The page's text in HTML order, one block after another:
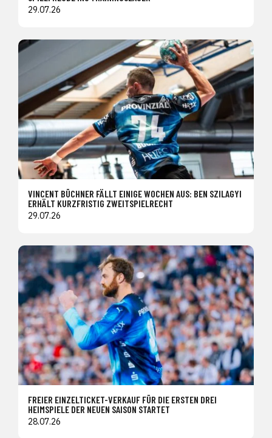
29.07.26
VINCENT BÜCHNER FÄLLT EINIGE WOCHEN AUS: BEN SZILAGYI
ERHÄLT KURZFRISTIG ZWEITSPIELRECHT
29.07.26
FREIER EINZELTICKET-VERKAUF FÜR DIE ERSTEN DREI
HEIMSPIELE DER NEUEN SAISON STARTET
28.07.26